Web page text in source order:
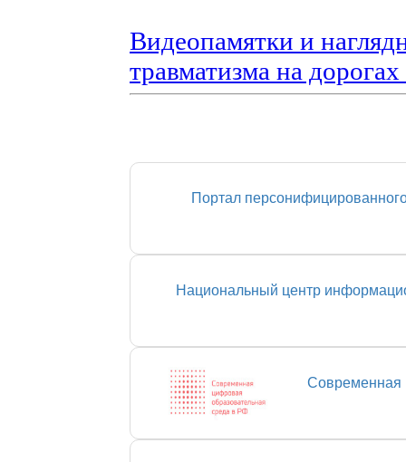
Видеопамятки и
травматизма на
Портал
Национальный центр
Современная